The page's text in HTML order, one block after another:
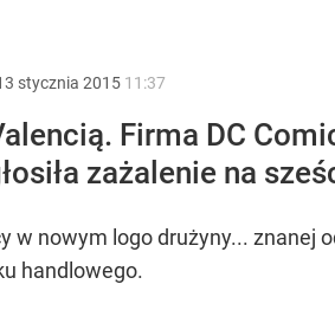
wołyńskiej
stycznia 2015 11:37
Firma DC
zażalenie na
w nowym logo drużyny... znanej
handlowego.